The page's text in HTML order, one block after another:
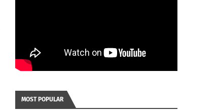
MOST POPULAR